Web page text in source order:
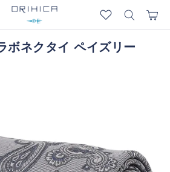
ボネクタイ ペイズリー